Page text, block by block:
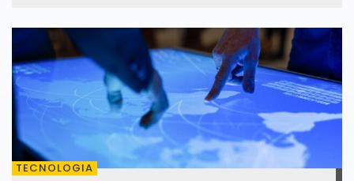
TECNOLOGIA